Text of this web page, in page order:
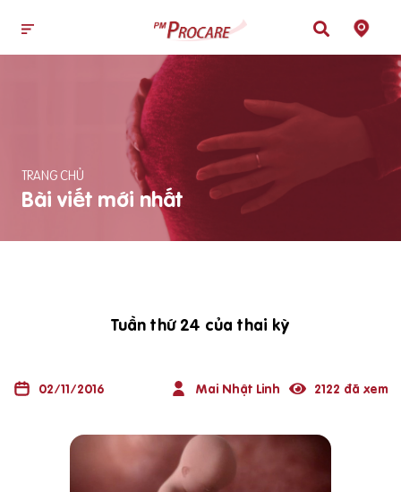
TRANG CHỦ
Bài viết mới nhất
Tuần thứ 24 của thai kỳ
02/11/2016 Mai Nhật Linh 2122 đã xem